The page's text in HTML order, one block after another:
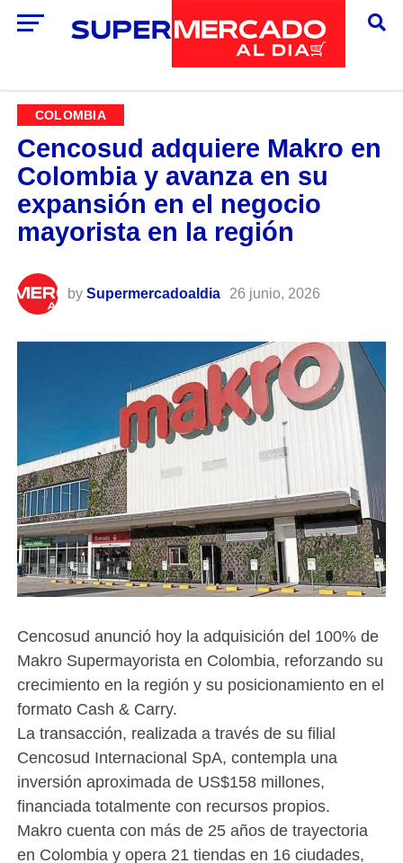
COLOMBIA
Cencosud adquiere Makro en
Colombia y avanza en su
expansión en el negocio
mayorista en la región
by Supermercadoaldia 26 junio, 2026
Cencosud anunció hoy la adquisición del 100% de
Makro Supermayorista en Colombia, reforzando su
crecimiento en la región y su posicionamiento en el
formato Cash & Carry.
La transacción, realizada a través de su filial
Cencosud Internacional SpA, contempla una
inversión aproximada de US$158 millones,
financiada totalmente con recursos propios.
Makro cuenta con más de 25 años de trayectoria
en Colombia y opera 21 tiendas en 16 ciudades,